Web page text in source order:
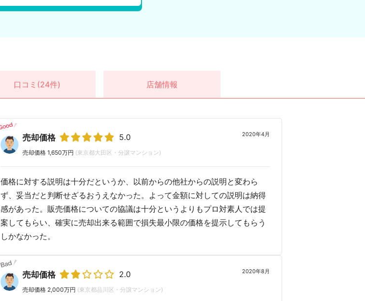
口コミ (24件) 店舗情報
2020年4月
売却価格 5.0
売却価格 1,650万円 (東京都大田区・分譲マンション)
価格に対する説明は十分だというか、以前からの他社からの説明と変わら
ず、妥当だと判断せざるおうえなかった。よって金額に対しての説明は納得
感があった。販売価格についての協議は十分というよりもプロ対素人では提
案してもらい、確実に売却出来る範囲で損失最小限の価格を提示してもらう
しかなかった。
2020年8月
売却価格 2.0
売却価格 2,000万円 (東京都品川区・分譲マンション)